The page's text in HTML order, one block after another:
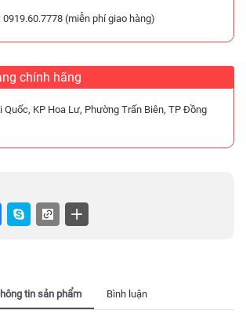
(miễn phí giao hàng)
chính hãng
Quốc, KP Hoa Lư, Phường Trấn Biên, TP Đồng
tin sản phẩm Bình luận